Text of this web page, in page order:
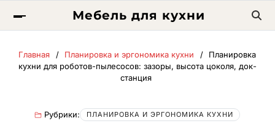
Мебель для кухни
Главная Планировка и эргономика кухни
Планировка
кухни для роботов-пылесосов: зазоры, высота цоколя, док-
станция
Рубрики: ПЛАНИРОВКА И ЭРГОНОМИКА КУХНИ